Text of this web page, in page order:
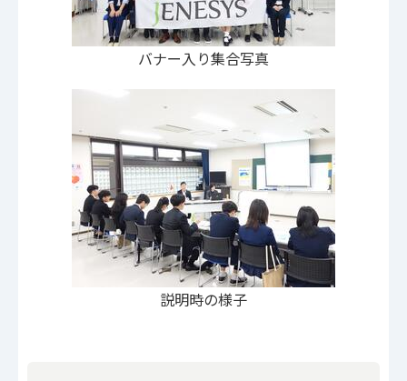
バナー入り集合写真
説明時の様子